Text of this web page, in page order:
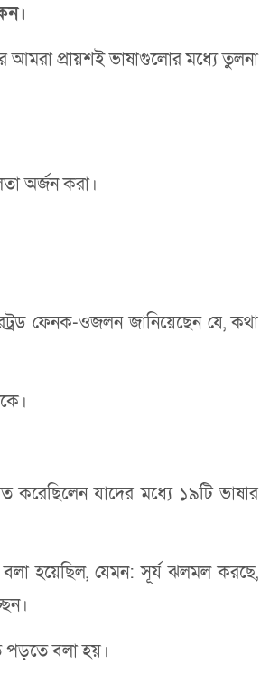
আমরা প্রায়শই ভাষাগুলোর মধ্যে তুলনা
অর্জন করা।
ফেনক-ওজলন জানিয়েছেন যে, কথা
করেছিলেন যাদের মধ্যে ১৯টি ভাষার
হয়েছিল, যেমন: সূর্য ঝলমল করছে,
পড়তে বলা হয়।